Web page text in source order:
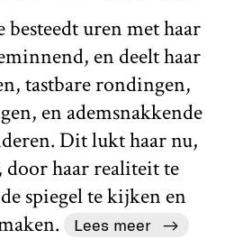
uren met haar
en deelt haar
tastbare rondingen,
en ademsnakkende
Dit lukt haar nu,
door haar realiteit te
spiegel te kijken en
Lees meer